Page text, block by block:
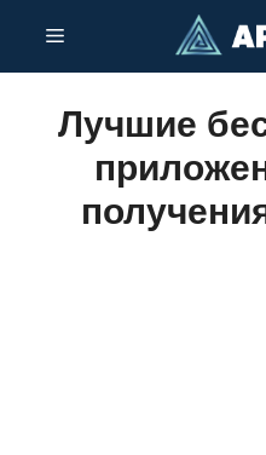
содержимому
Меню
Лучшие